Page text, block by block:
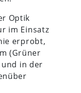
Optik
im Einsatz
erprobt,
(Grüner
in der